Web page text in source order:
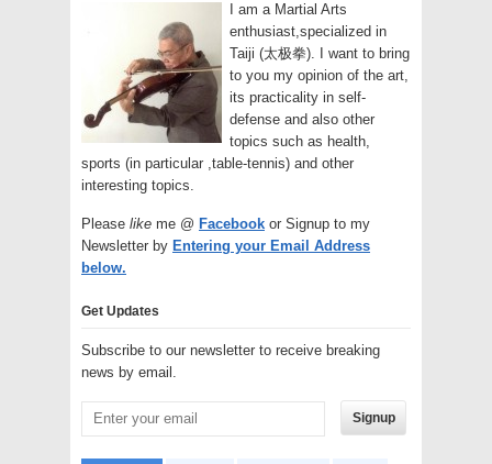
I am a Martial Arts
enthusiast,specialized in
Taiji (太极拳). I want to bring
to you my opinion of the art,
its practicality in self-
defense and also other
topics such as health,
sports (in particular ,table-tennis) and other
interesting topics.
Please like me @ Facebook or Signup to my
Newsletter by Entering your Email Address
below.
Get Updates
Subscribe to our newsletter to receive breaking
news by email.
Signup